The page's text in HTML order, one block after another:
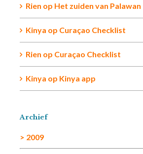
Rien op Het zuiden van Palawan
Kinya op Curaçao Checklist
Rien op Curaçao Checklist
Kinya op Kinya app
Archief
> 2009